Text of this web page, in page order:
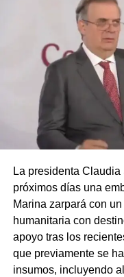
La presidenta
próximos días una
Marina zarpará con
humanitaria con
apoyo tras los
que previamente se
insumos, incluyendo